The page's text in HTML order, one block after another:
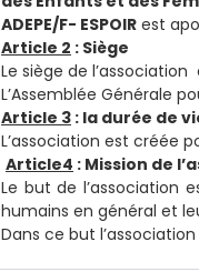
ADEPE/F- ESPOIR est
Article 2 : Siège
Le siège de l’association
L’Assemblée Générale
Article 3 : la durée de
L’association est créée
Article4 : Mission de
Le but de l’association
humains en général et
Dans ce but